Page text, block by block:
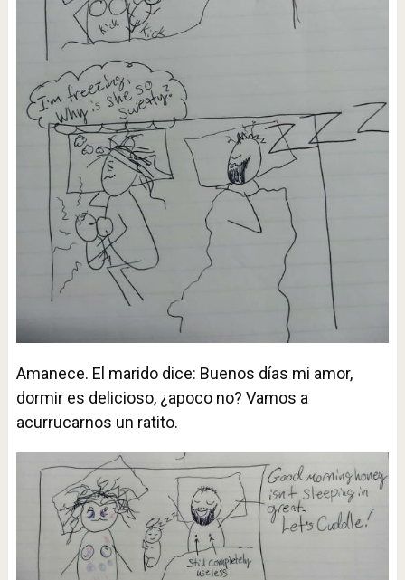
Amanece. El marido dice: Buenos días mi amor,
dormir es delicioso, ¿apoco no? Vamos a
acurrucarnos un ratito.